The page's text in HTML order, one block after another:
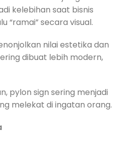
kelebihan saat bisnis
“ramai” secara visual.
nilai estetika dan
dibuat lebih modern,
pylon sign sering menjadi
melekat di ingatan orang.